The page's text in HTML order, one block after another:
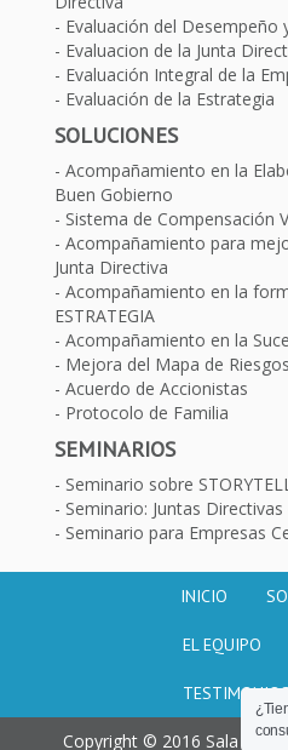
Evaluación del Desempeño
Evaluacion de la Junta
Evaluación Integral de la
Evaluación de la Estrategia
SOLUCIONES
Acompañamiento en la
Buen Gobierno
Sistema de Compensación
Acompañamiento para
Junta Directiva
Acompañamiento en la
ESTRATEGIA
Acompañamiento en la
Mejora del Mapa de Riesgos
Acuerdo de Accionistas
Protocolo de Familia
SEMINARIOS
Seminario sobre
Seminario: Juntas
Seminario para Empresas
INICIO
EL EQUIPO
Copyright © 2016 Sala de